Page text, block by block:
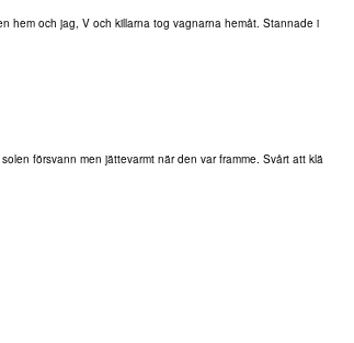
hem och jag, V och killarna tog vagnarna hemåt. Stannade i
försvann men jättevarmt när den var framme. Svårt att klä